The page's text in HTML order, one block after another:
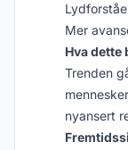
Mer
Hva dette
Trenden
nyansert